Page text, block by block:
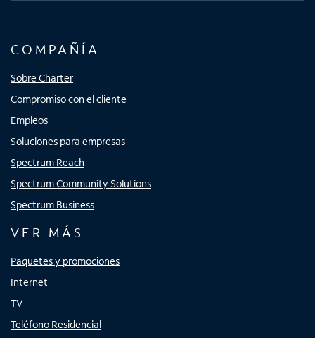
COMPAÑÍA
Sobre Charter
Compromiso con el cliente
Empleos
Soluciones para empresas
Spectrum Reach
Spectrum Community Solutions
Spectrum Business
VER MÁS
Paquetes y promociones
Internet
TV
Teléfono Residencial